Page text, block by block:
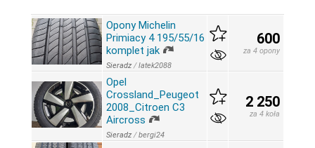
Opony Michelin
Primiacy 4 195/55/16
komplet jak
Sieradz /latek2088
600
za 4 opony
Opel
Crossland_Peugeot
2008_Citroen C3
Aircross
Sieradz /bergi24
2 250
za 4 koła